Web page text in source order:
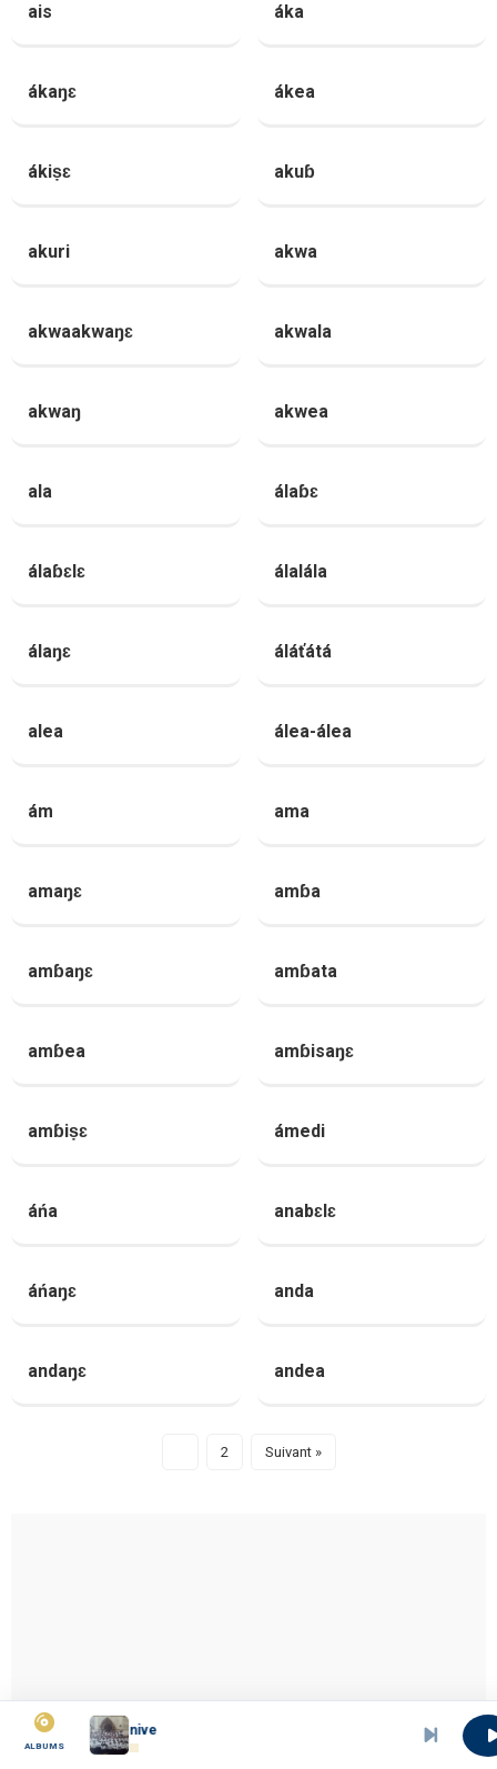
ALBUMS
ais áka
ákaŋɛ ákea
ákiṣɛ akuɓ
akuri akwa
akwaakwaŋɛ akwala
akwaŋ akwea
ala álaɓɛ
álaɓɛlɛ álalála
álaŋɛ áláťátá
alea álea-álea
ám ama
amaŋɛ amɓa
amɓaŋɛ amɓata
amɓea amɓisaŋɛ
amɓiṣɛ ámedi
áńa anabɛlɛ
áńaŋɛ anda
andaŋɛ andea
2 Suivant »